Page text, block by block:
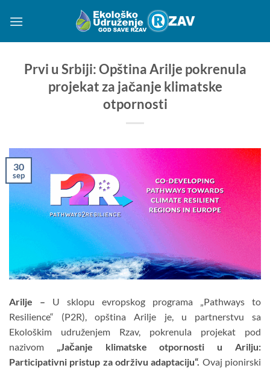
Prvi u Srbiji: Opština Arilje pokrenula
projekat za jačanje klimatske
otpornosti
30
sep
Arilje – U sklopu evropskog programa „Pathways to
Resilience“ (P2R), opština Arilje je, u partnerstvu sa
Ekološkim udruženjem Rzav, pokrenula projekat pod
nazivom
„Jačanje klimatske otpornosti u Arilju:
Participativni pristup za održivu adaptaciju“. Ovaj pionirski